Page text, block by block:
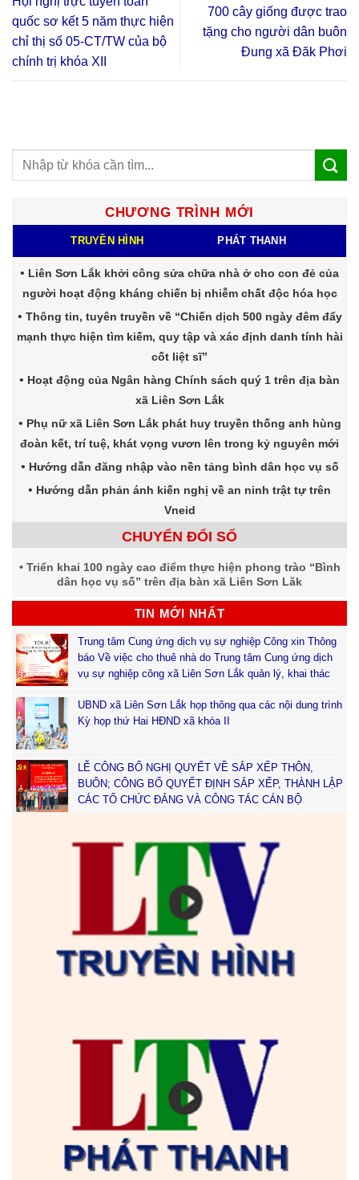
quốc sơ kết 5 năm thực hiện
chỉ thị số 05-CT/TW của bộ
chính trị khóa XII
700 cây giống được trao
tặng cho người dân buôn
Đung xã Đăk Phơi
CHƯƠNG TRÌNH MỚI
TRUYỀN HÌNH PHÁT THANH
Liên Sơn Lắk khởi công sửa chữa nhà ở cho con đẻ của
người hoạt động kháng chiến bị nhiễm chất độc hóa học
Thông tin, tuyên truyền về “Chiến dịch 500 ngày đêm đẩy
mạnh thực hiện tìm kiếm, quy tập và xác định danh tính hài
cốt liệt sĩ”
Hoạt động của Ngân hàng Chính sách quý 1 trên địa bàn
xã Liên Sơn Lắk
Phụ nữ xã Liên Sơn Lắk phát huy truyền thống anh hùng
đoàn kết, trí tuệ, khát vọng vươn lên trong kỷ nguyên mới
Hướng dẫn đăng nhập vào nền tảng bình dân học vụ số
Hướng dẫn phản ánh kiến nghị về an ninh trật tự trên
Vneid
CHUYỂN ĐỔI SỐ
Triển khai 100 ngày cao điểm thực hiện phong trào “Bình
dân học vụ số” trên địa bàn xã Liên Sơn Lăk
TIN MỚI NHẤT
Trung tâm Cung ứng dịch vụ sự nghiệp Công xin Thông
báo Về việc cho thuê nhà do Trung tâm Cung ứng dịch
vụ sự nghiệp công xã Liên Sơn Lắk quản lý, khai thác
UBND xã Liên Sơn Lắk họp thông qua các nội dung trình
Kỳ họp thứ Hai HĐND xã khóa II
LỄ CÔNG BỐ NGHỊ QUYẾT VỀ SẮP XẾP THÔN,
BUÔN; CÔNG BỐ QUYẾT ĐỊNH SẮP XẾP, THÀNH LẬP
CÁC TỔ CHỨC ĐẢNG VÀ CÔNG TÁC CÁN BỘ